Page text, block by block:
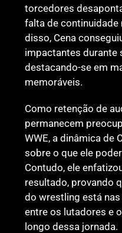
torcedores
falta de continuidade
disso, Cena
impactantes durante
destacando-se em
memoráveis.
Como retenção de
permanecem
WWE, a dinâmica de
sobre o que ele
Contudo, ele
resultado, provando
do wrestling está
entre os lutadores e
longo dessa jornada.